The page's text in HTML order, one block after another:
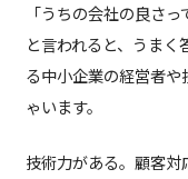
「うちの会社の良さ
と言われると、うま
る中小企業の経営者
ゃいます。
技術力がある。顧客